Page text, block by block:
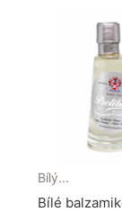
Bílý...
Bílé